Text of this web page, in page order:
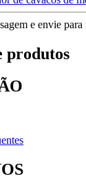
e envie para
produtos